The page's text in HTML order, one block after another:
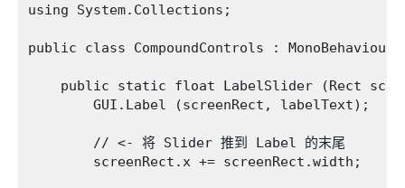
using System.Collections;
public class CompoundControls :
public static float LabelSlider (Rect
        GUI.Label (screenRect, labelText);
        // <- 将 Slider 推到 Label 的末尾
        screenRect.x += screenRect.width;